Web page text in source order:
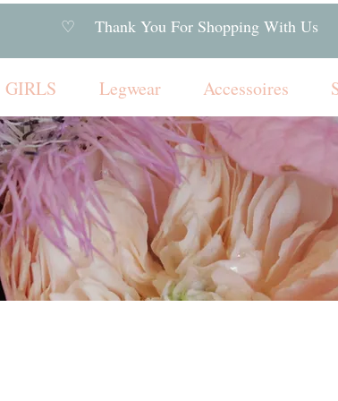
♡ Thank You For Shopping With
GIRLS Legwear Accessoires